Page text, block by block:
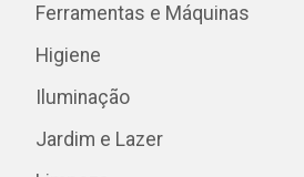
Ferramentas e Máquinas
Higiene
Iluminação
Jardim e Lazer